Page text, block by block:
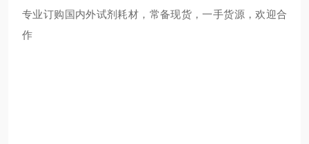
专业订购国内外试剂耗材，常备现货，一手货源，欢迎合
作